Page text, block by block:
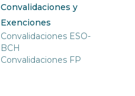
Convalidaciones y
Exenciones
Convalidaciones ESO-
BCH
Convalidaciones FP